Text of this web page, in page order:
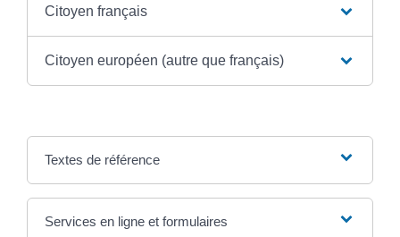
Citoyen français
Citoyen européen (autre que français)
Textes de référence
Services en ligne et formulaires